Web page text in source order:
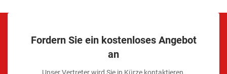
Fordern Sie ein kostenloses Angebot
an